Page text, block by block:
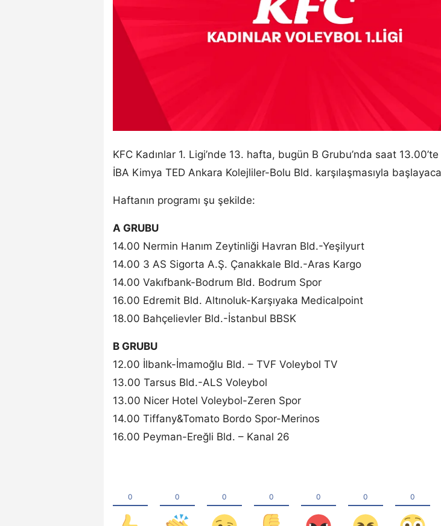
KFC Kadınlar 1. Ligi’nde 13. hafta, bugün B Grubu’nda saat
İBA Kimya TED Ankara Kolejliler-Bolu Bld. karşılaşmasıyla
Haftanın programı şu şekilde:
A GRUBU
14.00 Nermin Hanım Zeytinliği Havran Bld.-Yeşilyurt
14.00 3 AS Sigorta A.Ş. Çanakkale Bld.-Aras Kargo
14.00 Vakıfbank-Bodrum Bld. Bodrum Spor
16.00 Edremit Bld. Altınoluk-Karşıyaka Medicalpoint
18.00 Bahçelievler Bld.-İstanbul BBSK
B GRUBU
12.00 İlbank-İmamoğlu Bld. – TVF Voleybol TV
13.00 Tarsus Bld.-ALS Voleybol
13.00 Nicer Hotel Voleybol-Zeren Spor
14.00 Tiffany&Tomato Bordo Spor-Merinos
16.00 Peyman-Ereğli Bld. – Kanal 26